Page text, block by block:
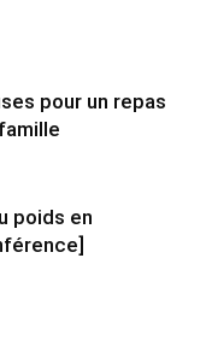
pour un repas
poids en